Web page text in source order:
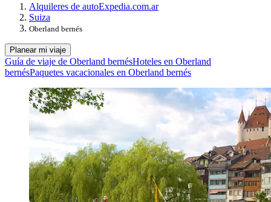
Alquileres de autoExpedia.com.ar
Suiza
Oberland bernés
Planear mi viaje
Guía de viaje de Oberland bernésHoteles en Oberland
bernésPaquetes vacacionales en Oberland bernés